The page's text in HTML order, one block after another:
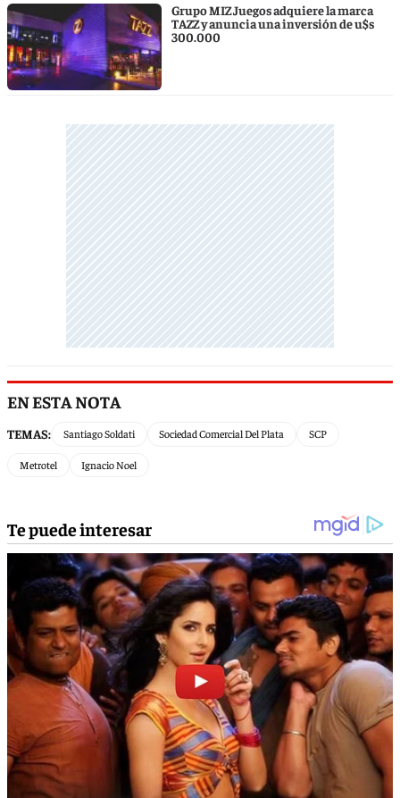
Grupo MIZ Juegos adquiere la marca
TAZZ y anuncia una inversión de u$s
300.000
EN ESTA NOTA
TEMAS: Santiago Soldati Sociedad Comercial Del Plata SCP
Metrotel Ignacio Noel